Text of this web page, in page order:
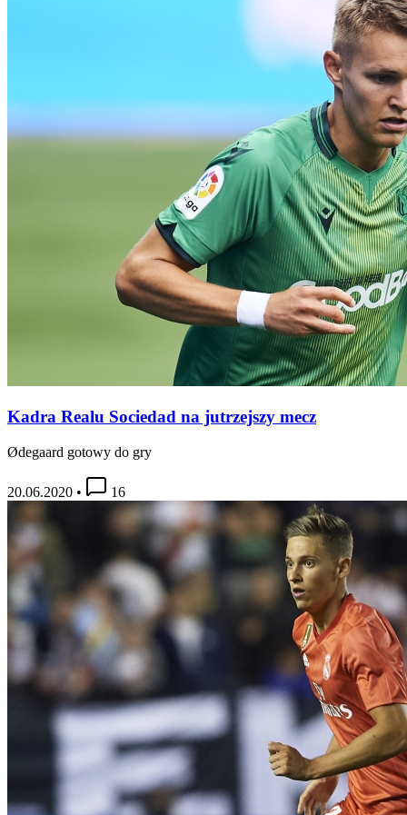
Kadra Realu Sociedad na jutrzejszy mecz
Ødegaard gotowy do gry
20.06.2020 • 16